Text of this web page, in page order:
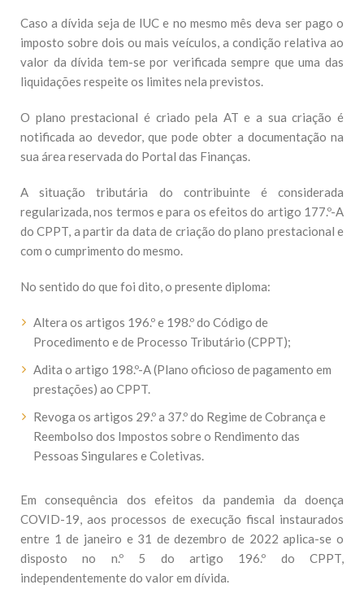
Caso a dívida seja de IUC e no mesmo mês deva ser pago o
imposto sobre dois ou mais veículos, a condição relativa ao
valor da dívida tem-se por verificada sempre que uma das
liquidações respeite os limites nela previstos.
O plano prestacional é criado pela AT e a sua criação é
notificada ao devedor, que pode obter a documentação na
sua área reservada do Portal das Finanças.
A situação tributária do contribuinte é considerada
regularizada, nos termos e para os efeitos do artigo 177.º-A
do CPPT, a partir da data de criação do plano prestacional e
com o cumprimento do mesmo.
No sentido do que foi dito, o presente diploma:
Altera os artigos 196.º e 198.º do Código de
Procedimento e de Processo Tributário (CPPT);
Adita o artigo 198.º-A (Plano oficioso de pagamento em
prestações) ao CPPT.
Revoga os artigos 29.º a 37.º do Regime de Cobrança e
Reembolso dos Impostos sobre o Rendimento das
Pessoas Singulares e Coletivas.
Em consequência dos efeitos da pandemia da doença
COVID-19, aos processos de execução fiscal instaurados
entre 1 de janeiro e 31 de dezembro de 2022 aplica-se o
disposto no n.º 5 do artigo 196.º do CPPT,
independentemente do valor em dívida.